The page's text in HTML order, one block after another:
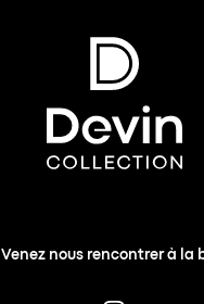
Venez nous rencontrer à la